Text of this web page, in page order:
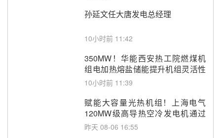
孙延文任大唐发电总经理
10小时前 11:42
350MW！华能西安热工院燃煤机
组电加热熔盐储能提升机组灵活性
改造项目初步设计第三方评审服务
10小时前 11:39
赋能大容量光热机组！上海电气
120MW级高导热空冷发电机通过
型式试验
昨天 08-06 16:55